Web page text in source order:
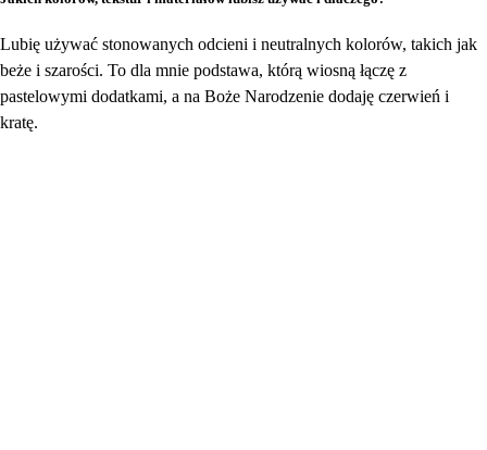
Lubię używać stonowanych odcieni i neutralnych kolorów, takich jak
beże i szarości. To dla mnie podstawa, którą wiosną łączę z
pastelowymi dodatkami, a na Boże Narodzenie dodaję czerwień i
kratę.